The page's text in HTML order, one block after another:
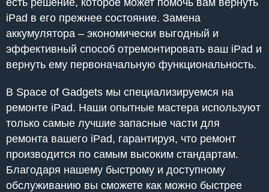
iPad в его прежнее состояние. Замена
аккумулятора – экономически выгодный и
эффективный способ отремонтировать ваш iPad и
вернуть ему первоначальную функциональность.
В Space of Gadgets мы специализируемся на
ремонте iPad. Наши опытные мастера используют
только самые лучшие запасные части для
ремонта вашего iPad, гарантируя, что ремонт
производится по самым высоким стандартам.
Благодаря нашему быстрому и доступному
обслуживанию вы сможете как можно быстрее